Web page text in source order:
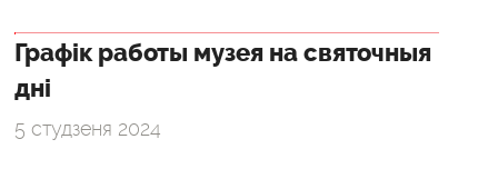
Графік работы музея на святочныя
дні
5 студзеня 2024